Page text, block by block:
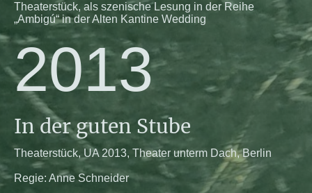
Theaterstück, als szenische Lesung in der Reihe
„Ambigú“ in der Alten Kantine Wedding
2013
In der guten Stube
Theaterstück, UA 2013, Theater unterm Dach, Berlin
Regie: Anne Schneider